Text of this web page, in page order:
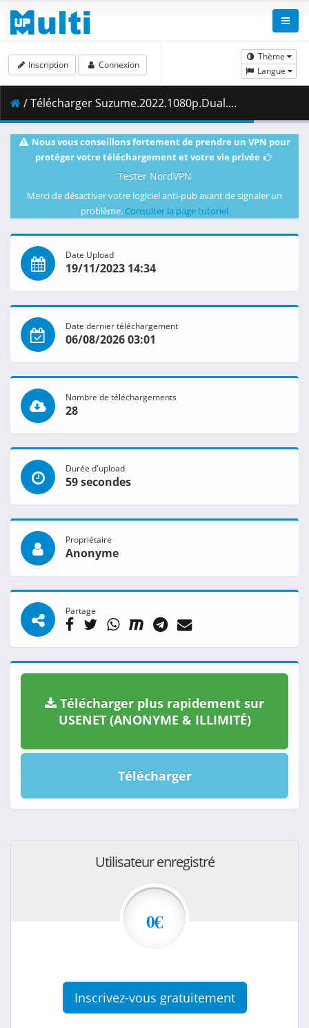
Thème
Langue
Inscription Connexion
/ Télécharger Suzume.2022.1080p.Dual.Audio.BDRip.10.bits.DD_.x265-EMBER.mkv.003 ( 468.58 MB )
Nous vous conseillons fortement de prendre un VPN pour
protéger votre téléchargement et votre vie privée
Tester NordVPN
Merci de désactiver votre logiciel anti-pub avant de signaler un
problème. Consulter la page tutoriel
Date Upload
19/11/2023 14:34
Date dernier téléchargement
06/08/2026 03:01
Nombre de téléchargements
28
Durée d'upload
59 secondes
Propriétaire
Anonyme
Partage
Télécharger plus rapidement sur
USENET (ANONYME & ILLIMITÉ)
Télécharger
Utilisateur enregistré
0€
Inscrivez-vous gratuitement